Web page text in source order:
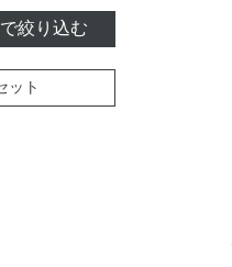
・マスク
ケア
絞り込む
ット